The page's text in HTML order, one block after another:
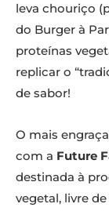
leva chouriço
do Burger à
proteínas
replicar o
de sabor!
O mais
com a Future
destinada à
vegetal, livre